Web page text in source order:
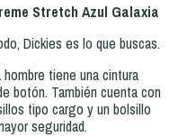
Stretch Azul Galaxia
Dickies es lo que buscas.
tiene una cintura
botón. También cuenta con
tipo cargo y un bolsillo
seguridad.